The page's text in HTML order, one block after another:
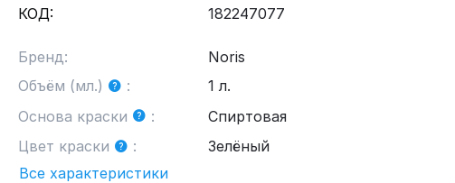
КОД: 182247077
Бренд:
Noris
Объём (мл.)
:
1 л.
Основа краски
:
Спиртовая
Цвет краски
:
Зелёный
Все характеристики